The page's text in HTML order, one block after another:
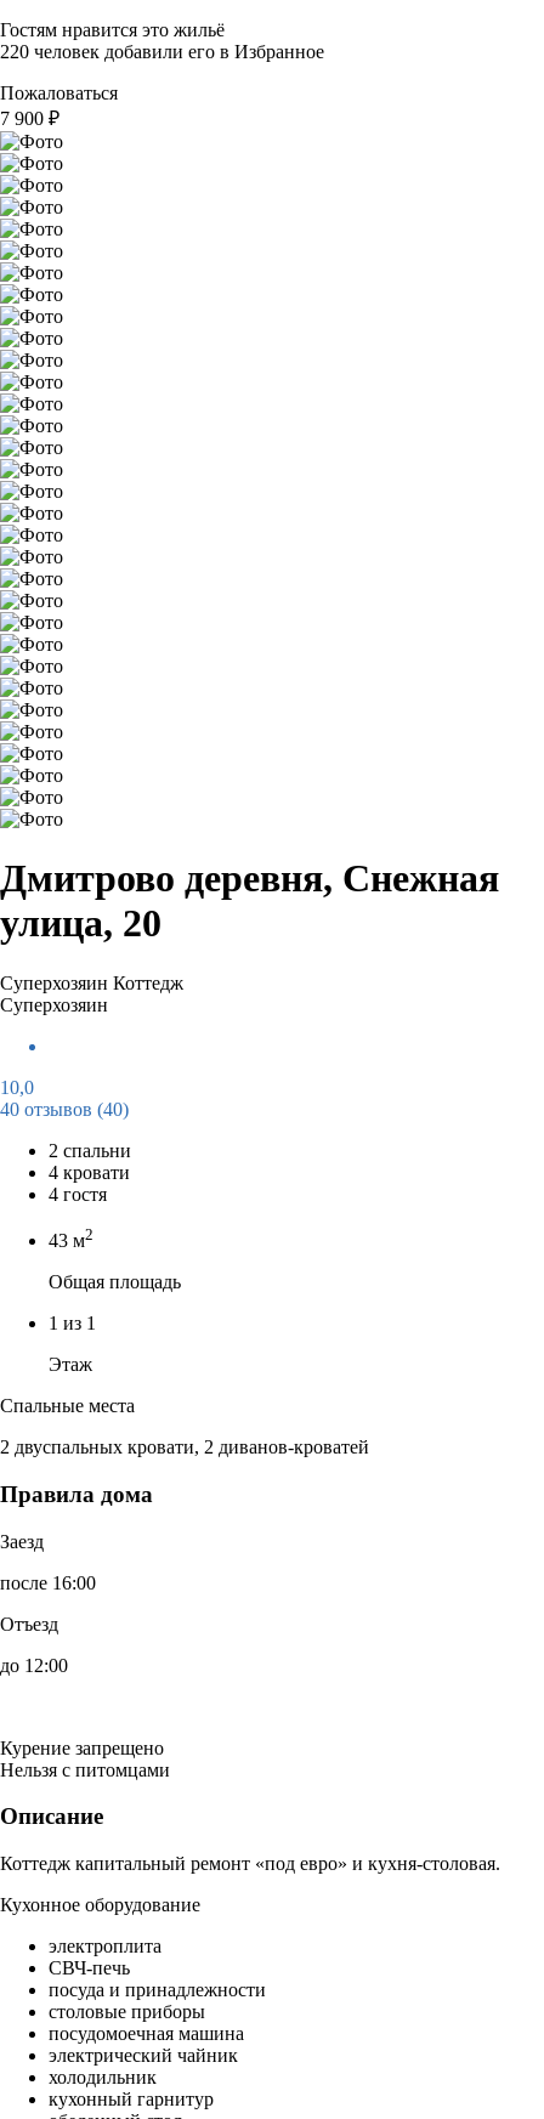
Гостям нравится это жильё
220 человек добавили его в Избранное
Пожаловаться
7 900 ₽
Дмитрово деревня, Снежная
улица, 20
Суперхозяин Коттедж
Суперхозяин
10,0
40 отзывов (40)
2 спальни
4 кровати
4 гостя
43 м2
Общая площадь
1 из 1
Этаж
Спальные места
2 двуспальных кровати, 2 диванов-кроватей
Правила дома
Заезд
после 16:00
Отъезд
до 12:00
Курение запрещено
Нельзя с питомцами
Описание
Коттедж капитальный ремонт «под евро» и кухня-столовая.
Кухонное оборудование
электроплита
СВЧ-печь
посуда и принадлежности
столовые приборы
посудомоечная машина
электрический чайник
холодильник
кухонный гарнитур